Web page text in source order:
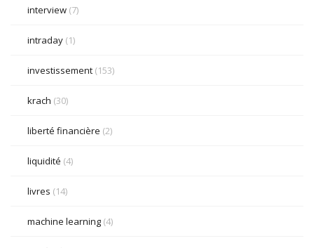
interview (7)
intraday (1)
investissement (153)
krach (30)
liberté financière (2)
liquidité (4)
livres (14)
machine learning (4)